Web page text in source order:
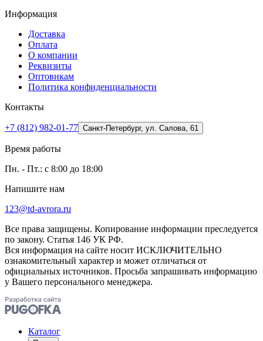
Информация
Доставка
Оплата
О компании
Реквизиты
Оптовикам
Политика конфиденциальности
Контакты
+7 (812) 982-01-77 Санкт-Петербург, ул. Салова, 61
Время работы
Пн. - Пт.: с 8:00 до 18:00
Напишите нам
123@td-avrora.ru
Все права защищены. Копирование информации преследуется
по закону. Статья 146 УК РФ.
Вся информация на сайте носит ИСКЛЮЧИТЕЛЬНО
ознакомительный характер и может отличаться от
официальных источников. Просьба запрашивать информацию
у Вашего персонального менеджера.
Каталог